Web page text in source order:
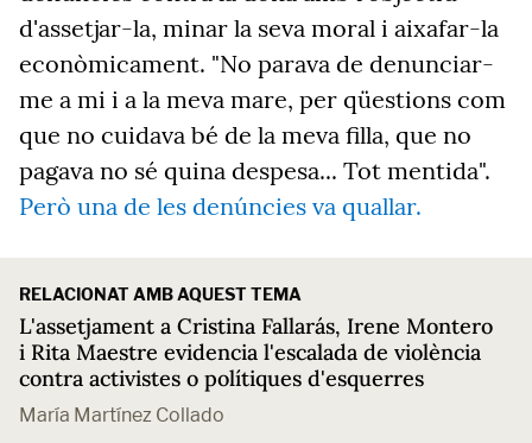
d'assetjar-la, minar la seva moral i aixafar-la
econòmicament. "No parava de denunciar-
me a mi i a la meva mare, per qüestions com
que no cuidava bé de la meva filla, que no
pagava no sé quina despesa... Tot mentida".
Però una de les denúncies va quallar.
RELACIONAT AMB AQUEST TEMA
L'assetjament a Cristina Fallarás, Irene Montero
i Rita Maestre evidencia l'escalada de violència
contra activistes o polítiques d'esquerres
María Martínez Collado